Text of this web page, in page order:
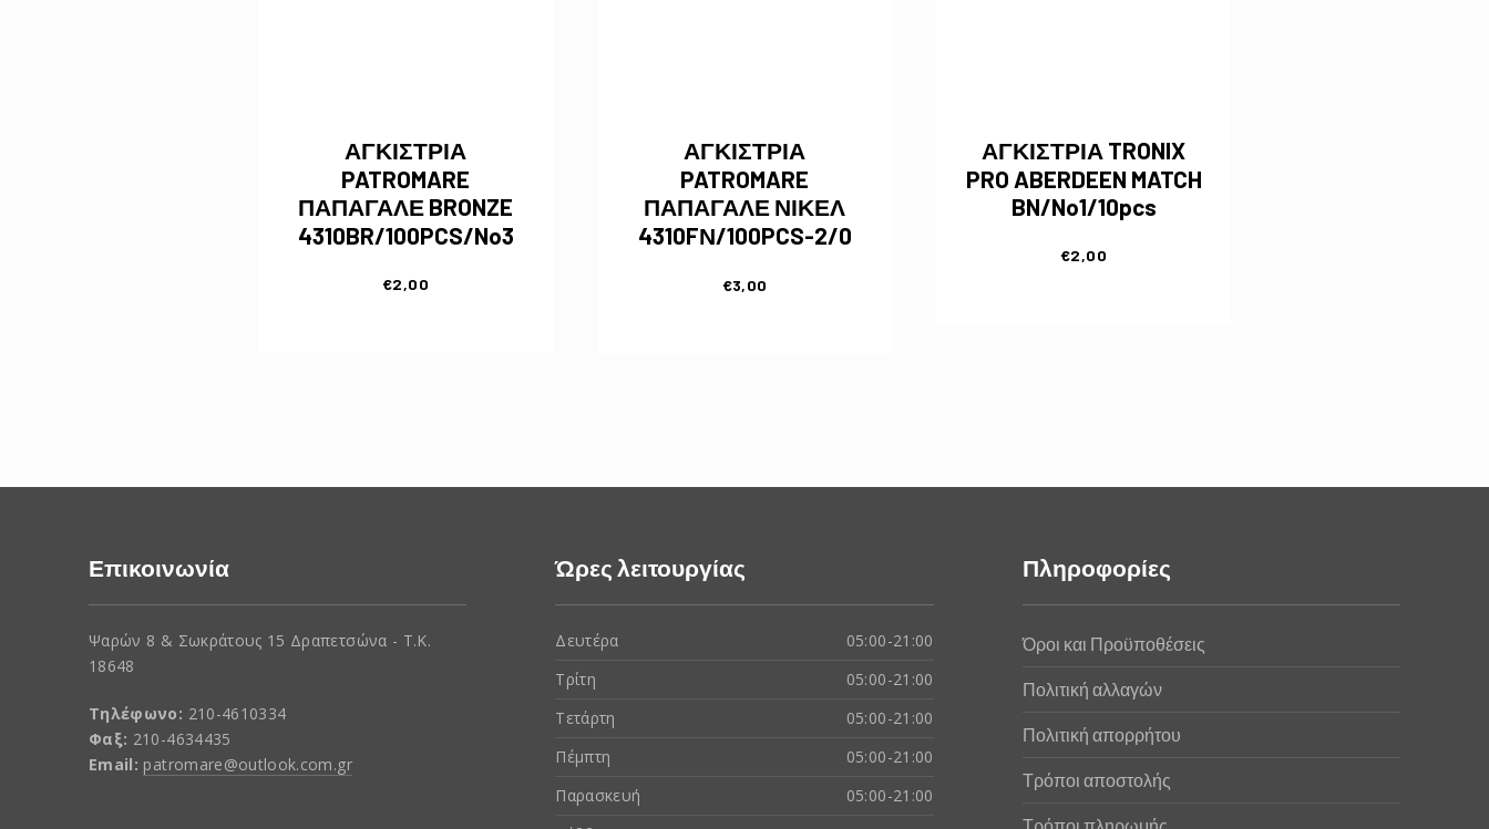
ΑΓΚΙΣΤΡΙΑ
PATROMARE
ΠΑΠΑΓΑΛΕ BRONZE
4310BR/100PCS/No3
€2,00
ΑΓΚΙΣΤΡΙΑ
PATROMARE
ΠΑΠΑΓΑΛΕ ΝΙΚΕΛ
4310FΝ/100PCS-2/0
€3,00
ΑΓΚΙΣΤΡΙΑ TRONIX
PRO ABERDEEN MATCH
BN/No1/10pcs
€2,00
Επικοινωνία
Ψαρών 8 & Σωκράτους 15 Δραπετσώνα - Τ.Κ.
18648
Τηλέφωνο: 210-4610334
Φαξ: 210-4634435
Email: patromare@outlook.com.gr
Ώρες λειτουργίας
Δευτέρα
05:00-21:00
Τρίτη
05:00-21:00
Τετάρτη
05:00-21:00
Πέμπτη
05:00-21:00
Παρασκευή
05:00-21:00
Πληροφορίες
Όροι και Προϋποθέσεις
Πολιτική αλλαγών
Πολιτική απορρήτου
Τρόποι αποστολής
Τρόποι πληρωμής